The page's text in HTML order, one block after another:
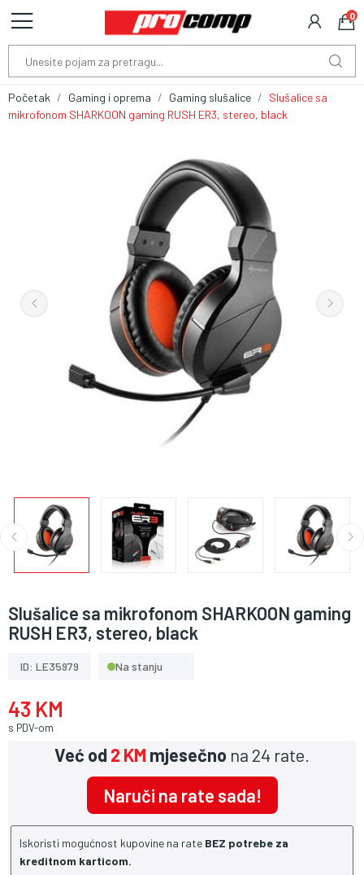
0
Početak Gaming i oprema Gaming slušalice
Slušalice sa
mikrofonom SHARKOON gaming RUSH ER3, stereo, black
Slušalice sa mikrofonom SHARKOON gaming
RUSH ER3, stereo, black
ID: LE35979 Na stanju
43 KM
s PDV-om
Već od2 KM mjesečno na 24 rate.
Naruči na rate sada!
Iskoristi mogućnost kupovine na rate BEZ potrebe za
kreditnom karticom.